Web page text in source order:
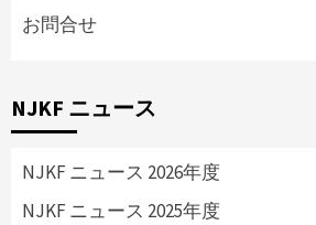
お問合せ
NJKF ニュース
NJKF ニュース 2026年度
NJKF ニュース 2025年度